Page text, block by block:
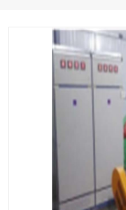
红外辐射涂料
红外辐射加热模块
红外加热元件
高端红外加热实验设